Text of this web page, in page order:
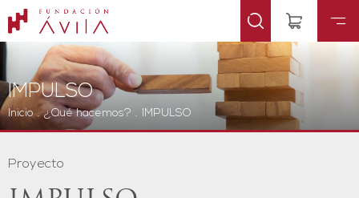
IMPULSO
Inicio . ¿Qué hacemos? . IMPULSO
Proyecto